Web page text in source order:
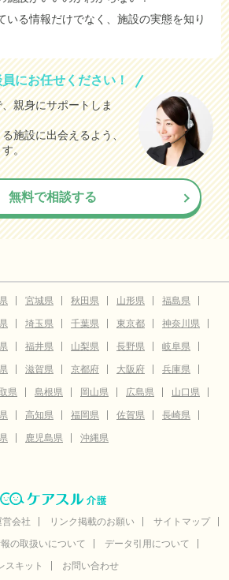
いる情報だけでなく、施設の実態を知り
にお任せください！
親身にサポートしま
施設に出会えるよう、
。
無料で相談する
宮城県 秋田県 山形県
福島県
埼玉県 千葉県 東京都
神奈川県
福井県 山梨県 長野県
岐阜県
滋賀県 京都府 大阪府
兵庫県
県 島根県 岡山県 広島県
山口県
高知県 福岡県 佐賀県
長崎県
鹿児島県 沖縄県
営会社 リンク掲載のお願い
サイトマップ
の取扱いについて
データ引用について
スキット
お問い合わせ